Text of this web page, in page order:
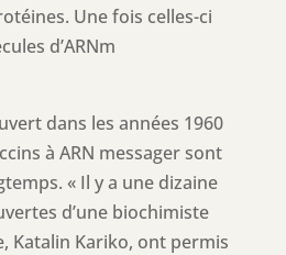
Une fois celles-ci
d’ARNm
dans les années 1960
à ARN messager sont
« Il y a une dizaine
d’une biochimiste
Katalin Kariko, ont permis